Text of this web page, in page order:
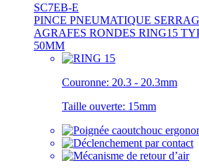
SC7EB-E
PINCE PNEUMATIQUE
AGRAFES RONDES RING15
50MM
Couronne: 20.3 - 20.3mm
Taille ouverte: 15mm